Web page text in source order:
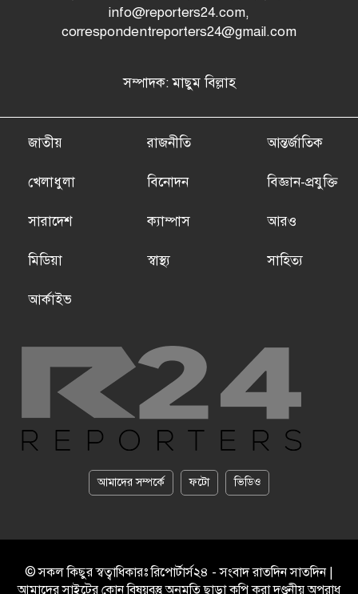
info@reporters24.com,
correspondentreporters24@gmail.com
সম্পাদক: মাছুম বিল্লাহ
জাতীয় রাজনীতি আন্তর্জাতিক
খেলাধুলা বিনোদন বিজ্ঞান-প্রযুক্তি
সারাদেশ ক্যাম্পাস আরও
মিডিয়া স্বাস্থ্য সাহিত্য
আর্কাইভ
আমাদের সম্পর্কে ফটো ভিডিও
© সকল কিছুর স্বত্বাধিকারঃ রিপোর্টার্স২৪ - সংবাদ রাতদিন সাতদিন |
আমাদের সাইটের কোন বিষয়বস্তু অনুমতি ছাড়া কপি করা দণ্ডনীয় অপরাধ